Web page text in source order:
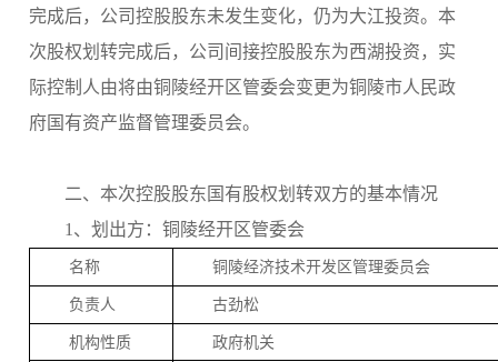
完成后，公司控股股东未发生变化，仍为大江投资。本
次股权划转完成后，公司间接控股股东为西湖投资，实
际控制人由将由铜陵经开区管委会变更为铜陵市人民政
府国有资产监督管理委员会。
二、本次控股股东国有股权划转双方的基本情况
1、划出方：铜陵经开区管委会
名称 铜陵经济技术开发区管理委员会
负责人 古劲松
机构性质 政府机关